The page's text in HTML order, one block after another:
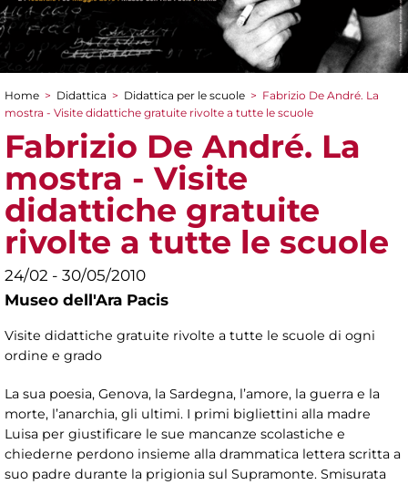
Tu sei qui
Home > Didattica > Didattica per le scuole > Fabrizio De André. La
mostra - Visite didattiche gratuite rivolte a tutte le scuole
Fabrizio De André. La
mostra - Visite
didattiche gratuite
rivolte a tutte le scuole
24/02 - 30/05/2010
Museo dell'Ara Pacis
Visite didattiche gratuite rivolte a tutte le scuole di ogni
ordine e grado
La sua poesia, Genova, la Sardegna, l’amore, la guerra e la
morte, l’anarchia, gli ultimi. I primi bigliettini alla madre
Luisa per giustificare le sue mancanze scolastiche e
chiederne perdono insieme alla drammatica lettera scritta a
suo padre durante la prigionia sul Supramonte. Smisurata